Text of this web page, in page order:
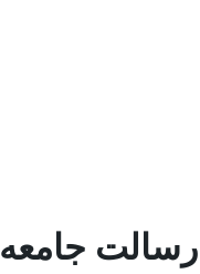
رسالت جامعه